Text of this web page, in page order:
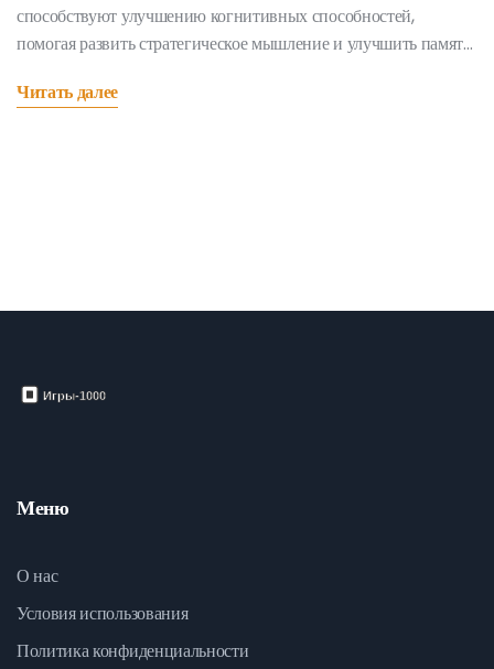
способствуют улучшению когнитивных способностей,
помогая развить стратегическое мышление и улучшить память.
социального взаимодействия и укрепления связи между
Читать далее
Меню
О нас
Условия использования
Политика конфиденциальности